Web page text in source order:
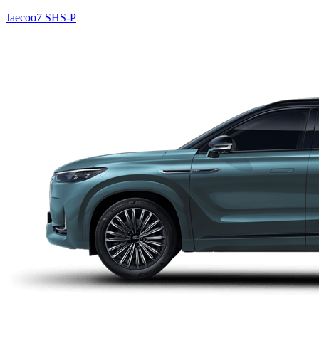
Jaecoo7 SHS-P